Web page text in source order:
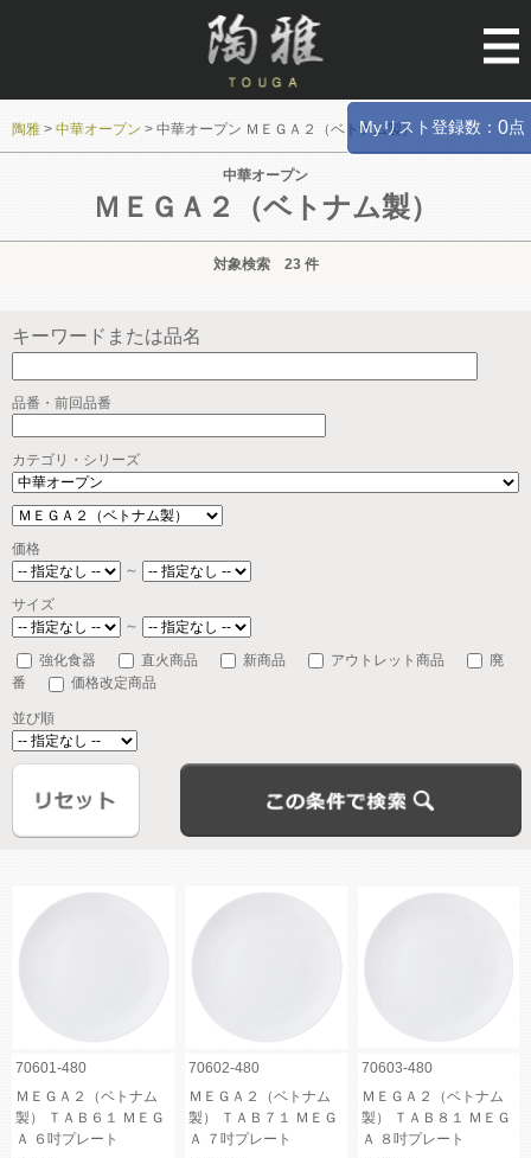
Myリスト登録数： 0点
陶雅 > 中華オープン > 中華オープン ＭＥＧＡ２（ベトナム製）
中華オープン
ＭＥＧＡ２（ベトナム製）
対象検索 23 件
キーワードまたは品名
品番・前回品番
カテゴリ・シリーズ
価格
～
サイズ
～
強化食器 直火商品 新商品 アウトレット商品
廃
番
価格改定商品
並び順
70601-480 70602-480
70603-480
ＭＥＧＡ２（ベトナム
製） ＴＡＢ６１ ＭＥＧ
Ａ ６吋プレート
ＭＥＧＡ２（ベトナム
製） ＴＡＢ７１ ＭＥＧ
Ａ ７吋プレート
ＭＥＧＡ２（ベトナム
製） ＴＡＢ８１ ＭＥＧ
Ａ ８吋プレート